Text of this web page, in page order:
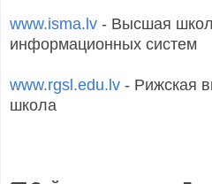
www.isma.lv - Высшая
информационных систем
www.rgsl.edu.lv - Рижская
школа